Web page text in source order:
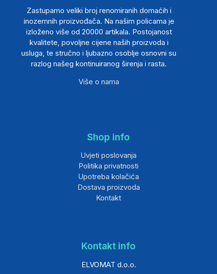
Zastupamo veliki broj renomiranih domaćih i
inozemnih proizvođača. Na našim policama je
izloženo više od 20000 artikala. Postojanost
kvalitete, povoljne cijene naših proizvoda i
usluga, te stručno i ljubazno osoblje osnovni su
razlog našeg kontinuiranog širenja i rasta.
Više o nama
Shop info
Uvjeti poslovanja
Politika privatnosti
Upotreba kolačića
Dostava proizvoda
Kontakt
Kontakt info
ELVOMAT d.o.o.